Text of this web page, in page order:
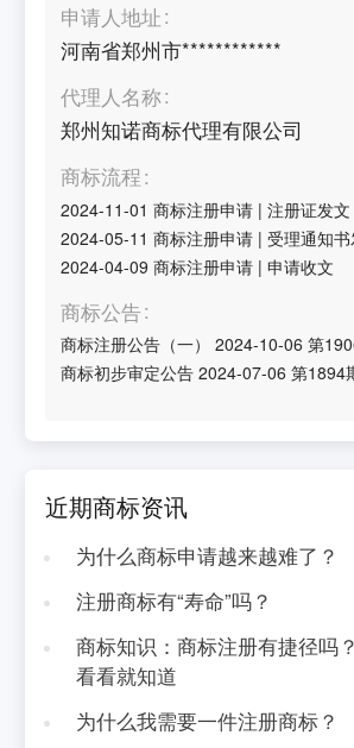
申请人地址
河南省郑州市************
代理人名称
郑州知诺商标代理有限公司
商标流程
2024-11-01 商标注册申请 |注册证发文
2024-05-11 商标注册申请 |受理通知
2024-04-09 商标注册申请 |申请收文
商标公告
商标注册公告（一） 2024-10-06 第
商标初步审定公告 2024-07-06 第1894
近期商标资讯
为什么商标申请越来越难了？
注册商标有“寿命”吗？
商标知识：商标注册有捷径吗
看看就知道
为什么我需要一件注册商标？